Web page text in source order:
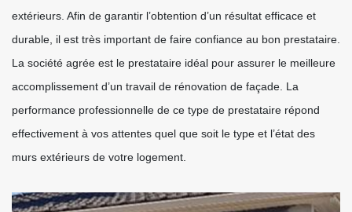
extérieurs. Afin de garantir l’obtention d’un résultat efficace et
durable, il est très important de faire confiance au bon prestataire.
La société agrée est le prestataire idéal pour assurer le meilleure
accomplissement d’un travail de rénovation de façade. La
performance professionnelle de ce type de prestataire répond
effectivement à vos attentes quel que soit le type et l’état des
murs extérieurs de votre logement.